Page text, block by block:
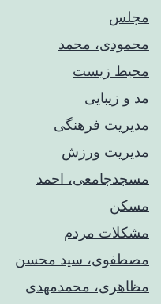
مجلس
محمودی، محمد
محیط زیست
مد و زیبایی
مدیریت فرهنگی
مدیریت ورزش
مسجدجامعی، احمد
مسکن
مشکلات مردم
مصطفوی، سید محسن
مظاهری، محمدمهدی